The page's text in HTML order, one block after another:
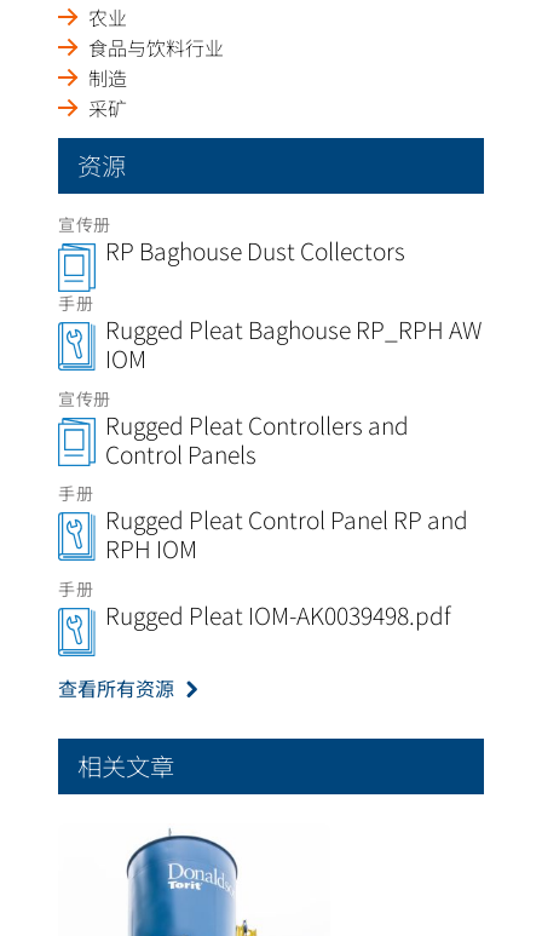
农业
食品与饮料行业
制造
采矿
资源
宣传册
RP Baghouse Dust Collectors
手册
Rugged Pleat Baghouse RP_RPH AW
IOM
宣传册
Rugged Pleat Controllers and
Control Panels
手册
Rugged Pleat Control Panel RP and
RPH IOM
手册
Rugged Pleat IOM-AK0039498.pdf
查看所有资源
相关文章